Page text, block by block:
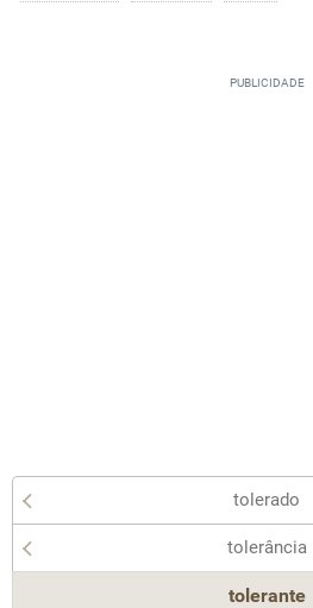
tolerado
tolerância
tolerante